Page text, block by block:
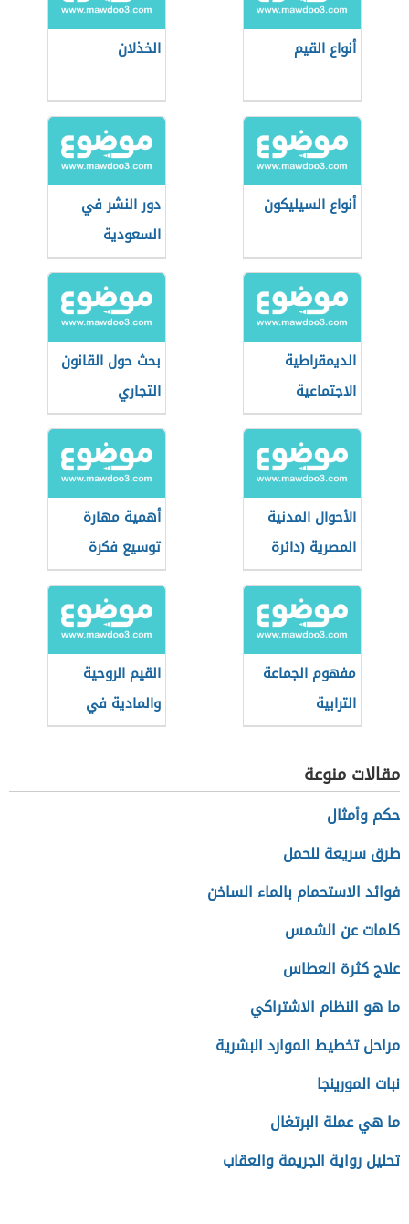
أنواع القيم الخذلان
أنواع السيليكون
دور النشر في
السعودية
الديمقراطية
الاجتماعية
بحث حول القانون
التجاري
الأحوال المدنية
المصرية (دائرة
حكومية)
أهمية مهارة
توسيع فكرة
مفهوم الجماعة
الترابية
القيم الروحية
والمادية في
العصر الجاهلي
مقالات منوعة
حكم وأمثال
طرق سريعة للحمل
فوائد الاستحمام بالماء الساخن
كلمات عن الشمس
علاج كثرة العطاس
ما هو النظام الاشتراكي
مراحل تخطيط الموارد البشرية
نبات المورينجا
ما هي عملة البرتغال
تحليل رواية الجريمة والعقاب